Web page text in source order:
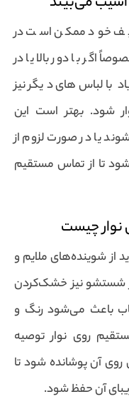
خود ممکن است در
اگر با دور بالا یا در
لباس‌های دیگر نیز
شود. بهتر است این
یا در صورت لزوم از
تا از تماس مستقیم
چیست
از شوینده‌های ملایم و
شستشو نیز خشک‌کردن
باعث می‌شود رنگ و
روی نوار توصیه
آن پوشانده شود تا
آن حفظ شود.